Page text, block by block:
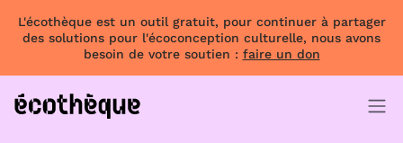
L'écothèque est un outil gratuit, pour continuer à partager
des solutions pour l'écoconception culturelle, nous avons
besoin de votre soutien : faire un don